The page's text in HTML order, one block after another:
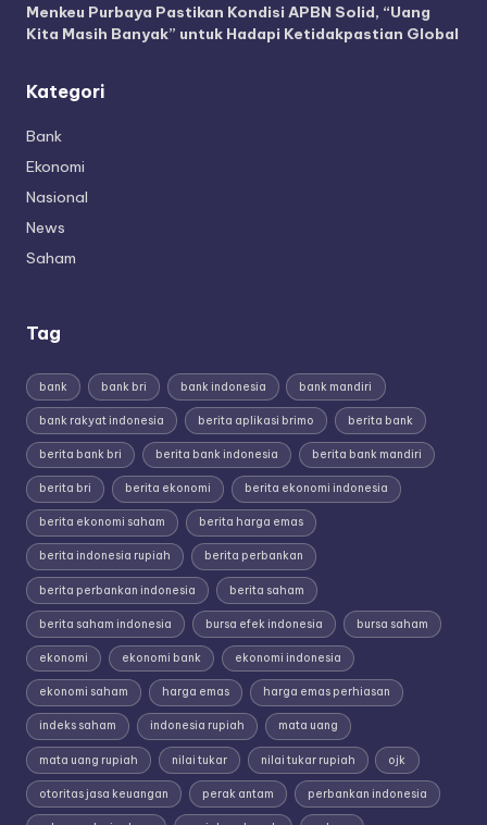
Menkeu Purbaya Pastikan Kondisi APBN Solid, “Uang
Kita Masih Banyak” untuk Hadapi Ketidakpastian Global
Kategori
Bank
Ekonomi
Nasional
News
Saham
Tag
bank bank bri bank indonesia bank mandiri
bank rakyat indonesia berita aplikasi brimo berita bank
berita bank bri berita bank indonesia berita bank mandiri
berita bri berita ekonomi berita ekonomi indonesia
berita ekonomi saham berita harga emas
berita indonesia rupiah berita perbankan
berita perbankan indonesia berita saham
berita saham indonesia bursa efek indonesia bursa saham
ekonomi ekonomi bank ekonomi indonesia
ekonomi saham harga emas harga emas perhiasan
indeks saham indonesia rupiah mata uang
mata uang rupiah nilai tukar nilai tukar rupiah ojk
otoritas jasa keuangan perak antam perbankan indonesia